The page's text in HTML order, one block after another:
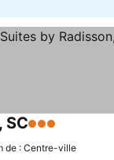
SC3 Étoiles
de : Centre-ville